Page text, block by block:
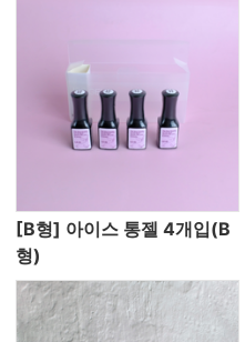
[B형] 아이스 통젤 4개입(B
형)